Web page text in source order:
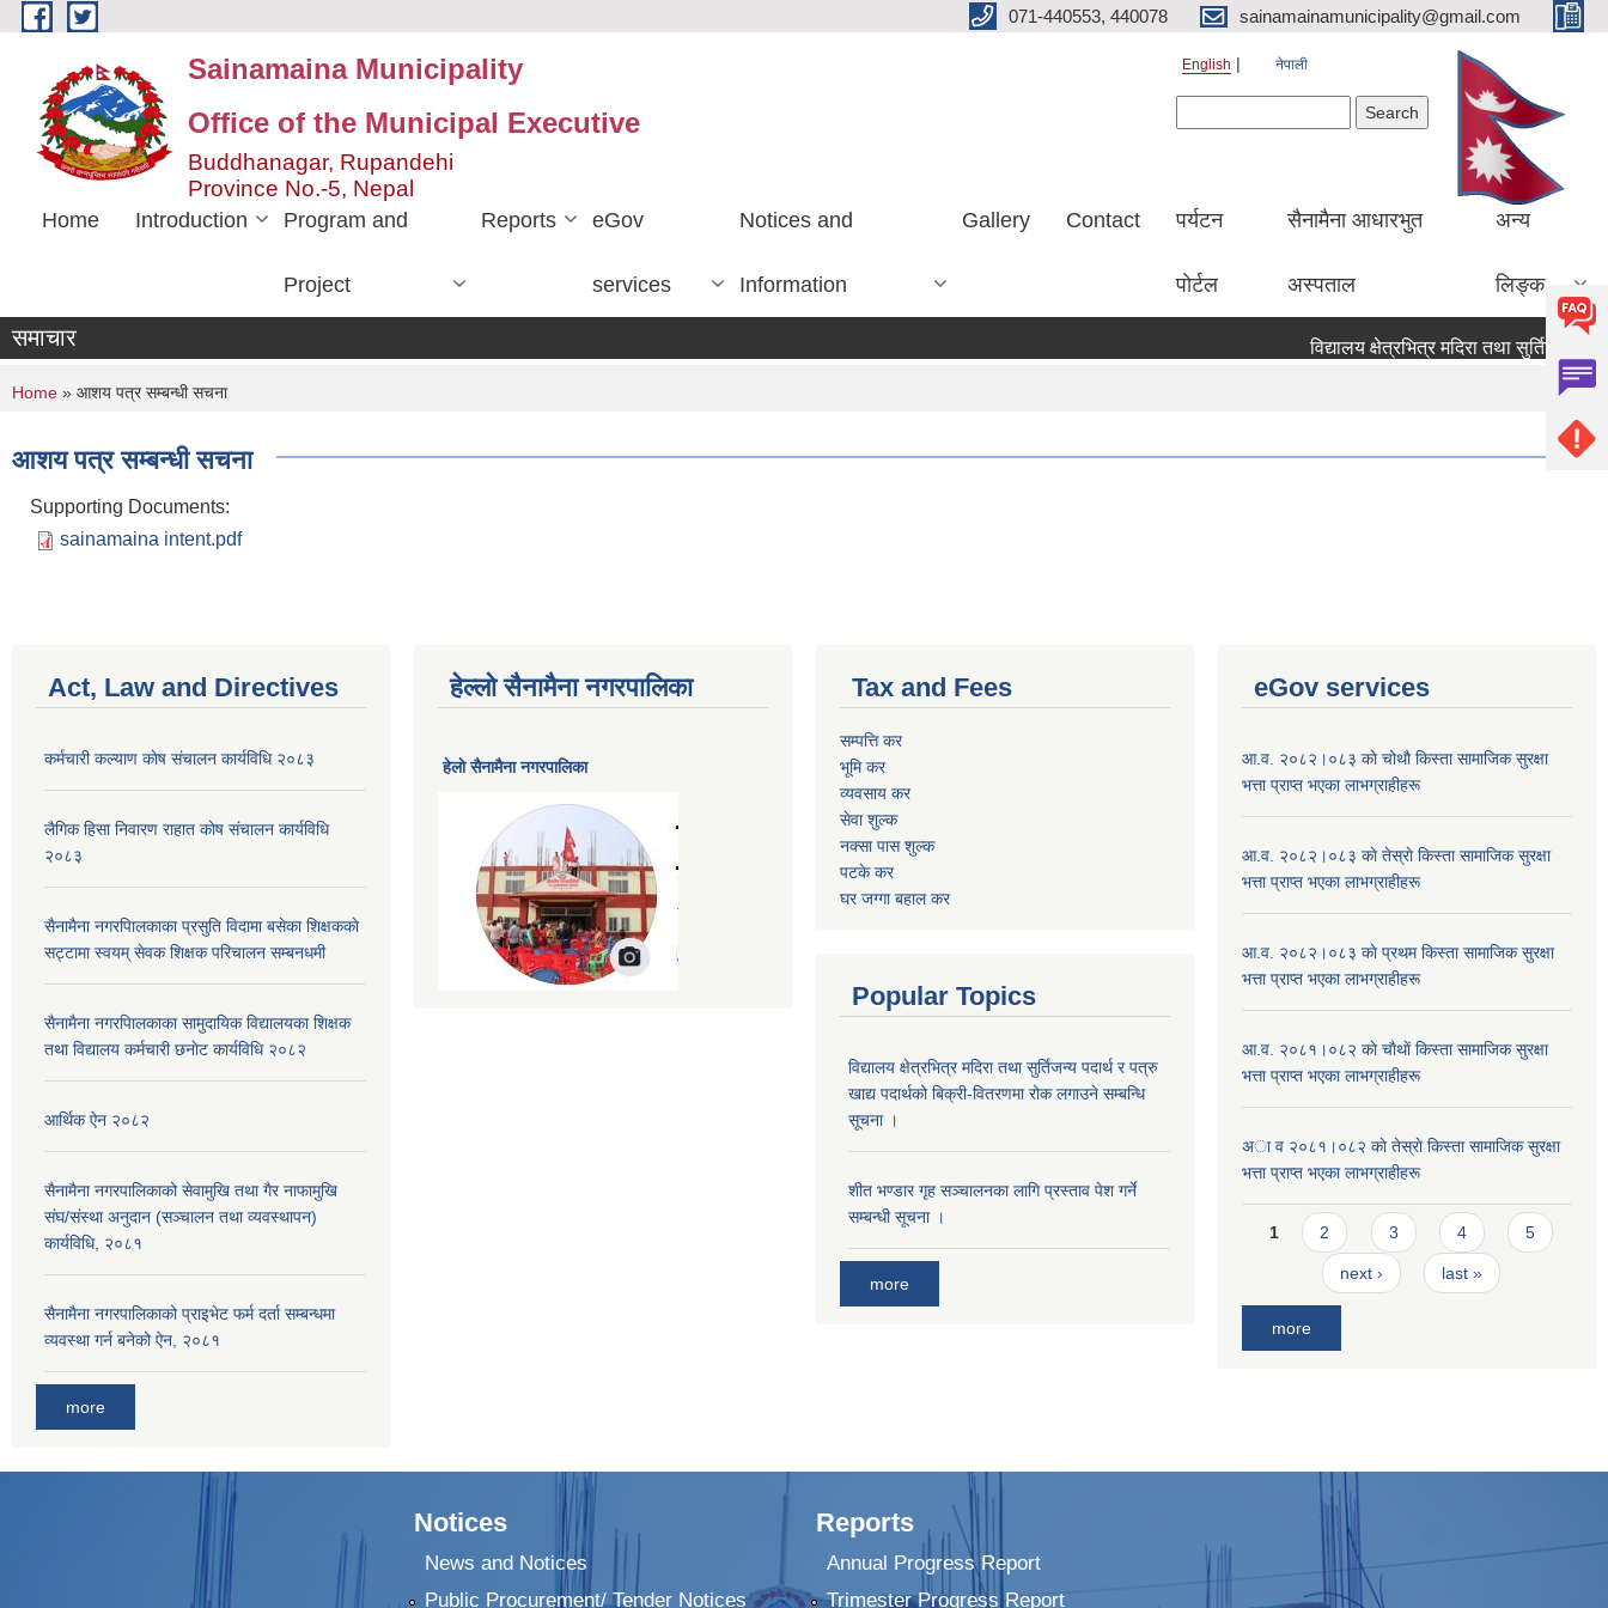
Skip to main content 071-440553, 440078 sainamainamunicipality@gmail.com
Sainamaina Municipality
Office of the Municipal Executive
Buddhanagar, Rupandehi
Province No.-5, Nepal
English नेपाली
Home Introduction Program and
Project
Reports eGov
services
Notices and
Information
Gallery Contact पर्यटन
पाेर्टल
सैनामैना आधारभुत
अस्पताल
अन्य
लिङ्क
समाचार विद्यालय क्षेत्रभित्र मदिरा तथा सुर्तिजन्य
You are here
Home » आशय पत्र सम्बन्धी सचना
आशय पत्र सम्बन्धी सचना
Supporting Documents:
sainamaina intent.pdf
Act, Law and Directives
कर्मचारी कल्याण काेष संचालन कार्यविधि २०८३
लैगिक हिसा निवारण राहात कोष संचालन कार्यविधि
२०८३
सैनामैना नगरपािलकाका प्रसुति विदामा बसेका शिक्षककाे
सट्टामा स्वयम् सेवक शिक्षक परिचालन सम्बनधमी
सैनामैना नगरपािलकाका सामुदायिक विद्यालयका शिक्षक
तथा विद्यालय कर्मचारी छनाेट कार्यविधि २०८२
आर्थिक ऐन २०८२
सैनामैना नगरपालिकाको सेवामुखि तथा गैर नाफामुखि
संघ/संस्था अनुदान (सञ्चालन तथा व्यवस्थापन)
कार्यविधि, २०८१
सैनामैना नगरपालिकाको प्राइभेट फर्म दर्ता सम्बन्धमा
व्यवस्था गर्न बनेको ऐन, २०८१
more
हेल्लो सैनामैना नगरपालिका
हेलाे सैनामैना नगरपालिका
Tax and Fees
सम्पत्ति कर
भूमि कर
व्यवसाय कर
सेवा शुल्क
नक्सा पास शुल्क
पटके कर
घर जग्गा बहाल कर
Popular Topics
विद्यालय क्षेत्रभित्र मदिरा तथा सुर्तिजन्य पदार्थ र पत्रु
खाद्य पदार्थको बिक्री-वितरणमा रोक लगाउने सम्बन्धि
सूचना ।
शीत भण्डार गृह सञ्चालनका लागि प्रस्ताव पेश गर्ने
सम्बन्धी सूचना ।
more
eGov services
आ.व. २०८२।०८३ काे चोथाै‌ किस्ता सामाजिक सुरक्षा
भत्ता प्राप्त भएका लाभग्राहीहरू
आ.व. २०८२।०८३ काे तेस्राे किस्ता सामाजिक सुरक्षा
भत्ता प्राप्त भएका लाभग्राहीहरू
आ.व. २०८२।०८३ काे प्रथम किस्ता सामाजिक सुरक्षा
भत्ता प्राप्त भएका लाभग्राहीहरू
आ.व. २०८१।०८२ काे चाैथाें किस्ता सामाजिक सुरक्षा
भत्ता प्राप्त भएका लाभग्राहीहरू
अा व २०८१।०८२ काे तेस्राे किस्ता सामाजिक सुरक्षा
भत्ता प्राप्त भएका लाभग्राहीहरू
Pages
1 2 3 4 5
next › last »
more
Notices
News and Notices
Public Procurement/ Tender Notices
Reports
Annual Progress Report
Trimester Progress Report